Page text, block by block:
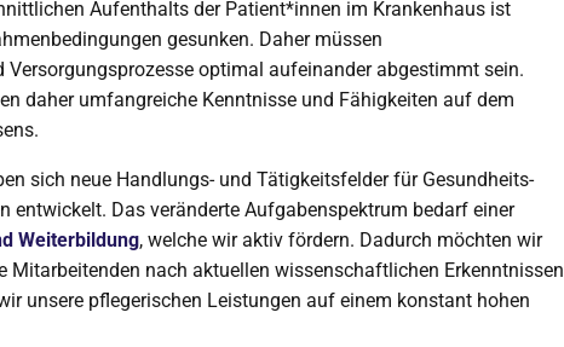
Aufenthalts der Patient*innen im Krankenhaus ist
gesunken. Daher müssen
Versorgungsprozesse optimal aufeinander abgestimmt sein.
daher umfangreiche Kenntnisse und Fähigkeiten auf dem
sich neue Handlungs- und Tätigkeitsfelder für Gesundheits-
entwickelt. Das veränderte Aufgabenspektrum bedarf einer
Weiterbildung, welche wir aktiv fördern. Dadurch möchten wir
Mitarbeitenden nach aktuellen wissenschaftlichen Erkenntnissen
unsere pflegerischen Leistungen auf einem konstant hohen